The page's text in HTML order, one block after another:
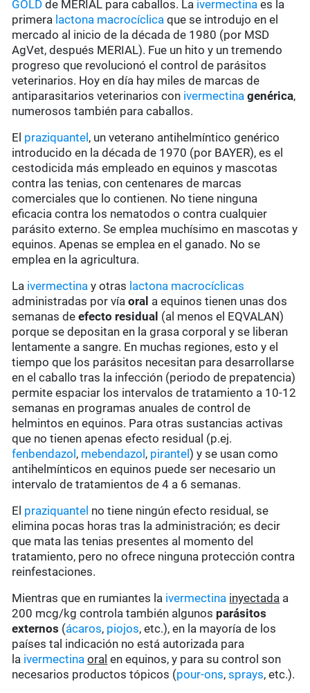
GOLD de MERIAL para caballos. La ivermectina es la
primera lactona macrocíclica que se introdujo en el
mercado al inicio de la década de 1980 (por MSD
AgVet, después MERIAL). Fue un hito y un tremendo
progreso que revolucionó el control de parásitos
veterinarios. Hoy en día hay miles de marcas de
antiparasitarios veterinarios con ivermectina genérica,
numerosos también para caballos.
El praziquantel , un veterano antihelmíntico genérico
introducido en la década de 1970 (por BAYER), es el
cestodicida más empleado en equinos y mascotas
contra las tenias, con centenares de marcas
comerciales que lo contienen. No tiene ninguna
eficacia contra los nematodos o contra cualquier
parásito externo. Se emplea muchísimo en mascotas y
equinos. Apenas se emplea en el ganado. No se
emplea en la agricultura.
La ivermectina y otras lactona macrocíclicas
administradas por víaoral a equinos tienen unas dos
semanas deefecto residual (al menos el EQVALAN)
porque se depositan en la grasa corporal y se liberan
lentamente a sangre. En muchas regiones, esto y el
tiempo que los parásitos necesitan para desarrollarse
en el caballo tras la infección (periodo de prepatencia)
permite espaciar los intervalos de tratamiento a 10-12
semanas en programas anuales de control de
helmintos en equinos. Para otras sustancias activas
que no tienen apenas efecto residual (p.ej.
fenbendazol , mebendazol , pirantel) y se usan como
antihelmínticos en equinos puede ser necesario un
intervalo de tratamientos de 4 a 6 semanas.
El praziquantel no tiene ningún efecto residual, se
elimina pocas horas tras la administración; es decir
que mata las tenias presentes al momento del
tratamiento, pero no ofrece ninguna protección contra
reinfestaciones.
Mientras que en rumiantes la ivermectina inyectada a
200 mcg/kg controla también algunos parásitos
externos (ácaros, piojos, etc.), en la mayoría de los
países tal indicación no está autorizada para
la ivermectina oral en equinos, y para su control son
necesarios productos tópicos (pour-ons,sprays, etc.).